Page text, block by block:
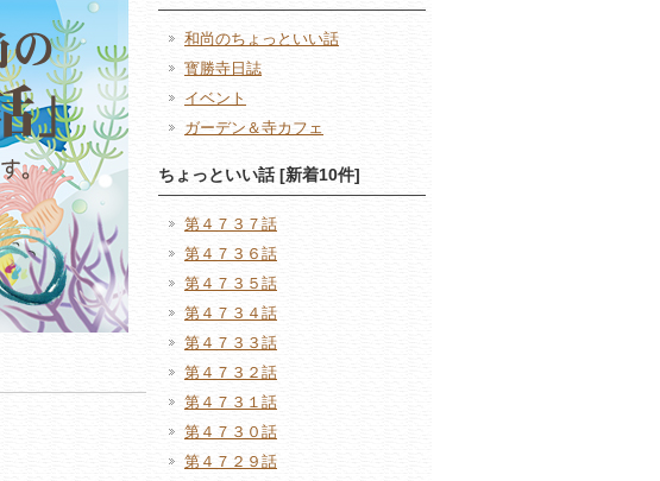
和尚のちょっといい話
寳勝寺日誌
イベント
ガーデン＆寺カフェ
ちょっといい話 [新着10件]
第４７３７話
第４７３６話
第４７３５話
第４７３４話
第４７３３話
第４７３２話
第４７３１話
第４７３０話
第４７２９話